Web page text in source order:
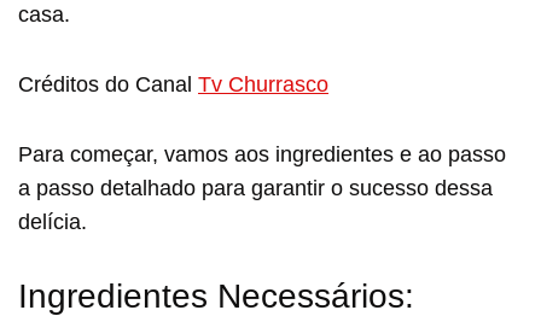
casa.
Créditos do Canal Tv Churrasco
Para começar, vamos aos ingredientes e ao passo
a passo detalhado para garantir o sucesso dessa
delícia.
Ingredientes Necessários: